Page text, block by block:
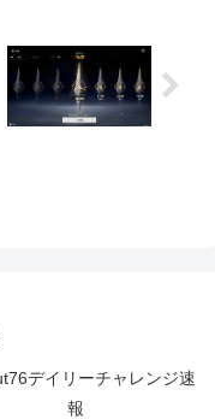
デイリーチャレンジ速
報